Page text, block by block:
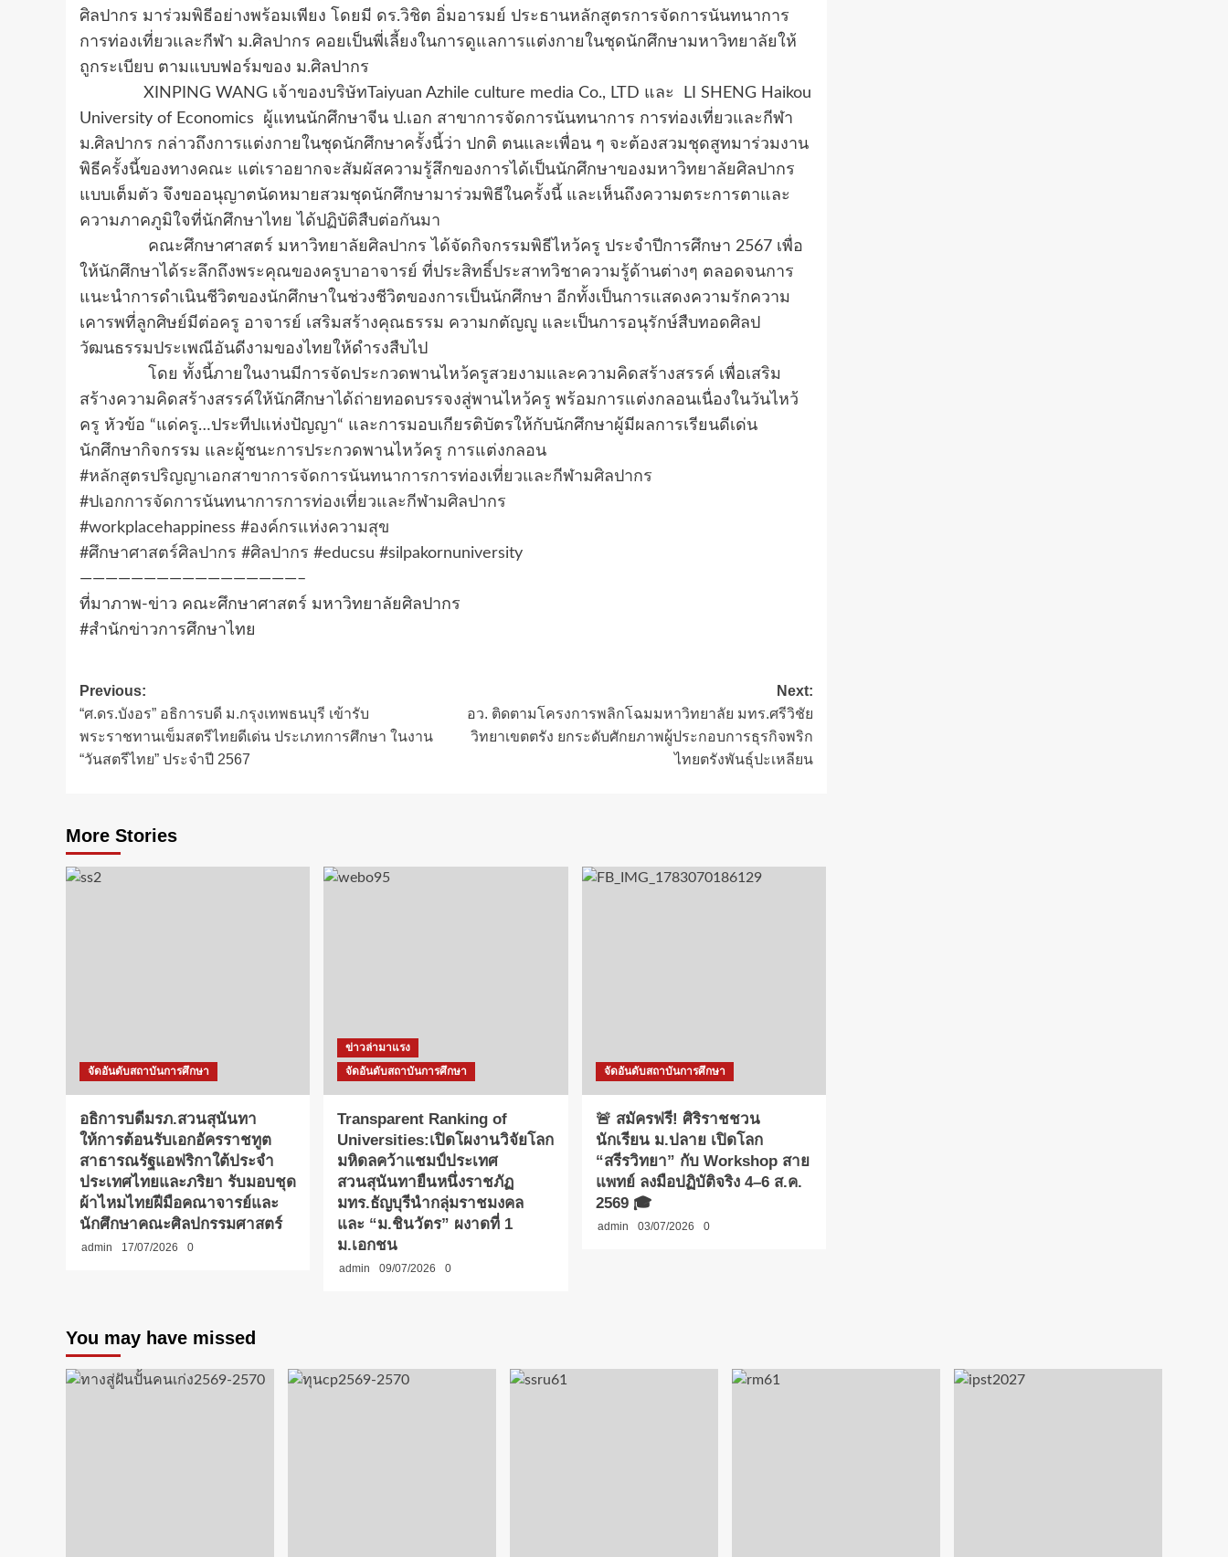
ศิลปากร มาร่วมพิธีอย่างพร้อมเพียง โดยมี ดร.วิชิต อิ่มอารมย์ ประธานหลักสูตรการจัดการนันทนาการ
การท่องเที่ยวและกีฬา ม.ศิลปากร คอยเป็นพี่เลี้ยงในการดูแลการแต่งกายในชุดนักศึกษามหาวิทยาลัยให้
ถูกระเบียบ ตามแบบฟอร์มของ ม.ศิลปากร
XINPING WANG​ เจ้าของบริษัท​Taiyuan Azhile culture media Co., LTD​ และ​ LI SHENG Haikou
University of​ Economics​ ผู้แทนนักศึกษาจีน ป.เอก สาขาการจัดการนันทนาการ การท่องเที่ยวและกีฬา
ม.ศิลปากร กล่าวถึงการแต่งกายในชุดนักศึกษาครั้งนี้ว่า ปกติ ตนและเพื่อน ๆ จะต้องสวมชุดสูทมาร่วมงาน
พิธีครั้งนี้ของทางคณะ แต่เราอยากจะสัมผัสความรู้สึกของการได้เป็นนักศึกษาของมหาวิทยาลัยศิลปากร
แบบเต็มตัว จึงขออนุญาตนัดหมายสวมชุดนักศึกษามาร่วมพิธีในครั้งนี้ และเห็นถึงความตระการตาและ
ความภาคภูมิใจที่นักศึกษาไทย ได้ปฏิบัติสืบต่อกันมา
คณะศึกษาศาสตร์ มหาวิทยาลัยศิลปากร ได้จัดกิจกรรมพิธีไหว้ครู ประจำปีการศึกษา 2567 เพื่อ
ให้นักศึกษาได้ระลึกถึงพระคุณของครูบาอาจารย์ ที่ประสิทธิ์ประสาทวิชาความรู้ด้านต่างๆ ตลอดจนการ
แนะนำการดำเนินชีวิตของนักศึกษาในช่วงชีวิตของการเป็นนักศึกษา อีกทั้งเป็นการแสดงความรักความ
เคารพที่ลูกศิษย์มีต่อครู อาจารย์ เสริมสร้างคุณธรรม ความกตัญญู และเป็นการอนุรักษ์สืบทอดศิลป
วัฒนธรรมประเพณีอันดีงามของไทยให้ดำรงสืบไป
โดย ทั้งนี้ภายในงานมีการจัดประกวดพานไหว้ครูสวยงามและความคิดสร้างสรรค์ เพื่อเสริม
สร้างความคิดสร้างสรรค์ให้นักศึกษาได้ถ่ายทอดบรรจงสู่พานไหว้ครู พร้อมการแต่งกลอนเนื่องในวันไหว้
ครู หัวข้อ “แด่ครู…ประทีปแห่งปัญญา“ และการมอบเกียรติบัตรให้กับนักศึกษาผู้มีผลการเรียนดีเด่น
นักศึกษากิจกรรม และผู้ชนะการประกวดพานไหว้ครู การแต่งกลอน
#หลักสูตรปริญญาเอกสาขาการจัดการนันทนาการการท่องเที่ยวและกีฬามศิลปากร
#ปเอกการจัดการนันทนาการการท่องเที่ยวและกีฬามศิลปากร
#workplacehappiness #องค์กรแห่งความสุข
#ศึกษาศาสตร์ศิลปากร #ศิลปากร #educsu #silpakornuniversity
—————————————————–
ที่มาภาพ-ข่าว คณะศึกษาศาสตร์ มหาวิทยาลัยศิลปากร
#สำนักข่าวการศึกษาไทย
Post
navigation
Previous:
“ศ.ดร.บังอร” อธิการบดี ม.กรุงเทพธนบุรี เข้ารับ
พระราชทานเข็มสตรีไทยดีเด่น ประเภทการศึกษา ในงาน
“วันสตรีไทย” ประจำปี 2567
Next:
อว. ติดตามโครงการพลิกโฉมมหาวิทยาลัย มทร.ศรีวิชัย
วิทยาเขตตรัง ยกระดับศักยภาพผู้ประกอบการธุรกิจพริก
ไทยตรังพันธุ์ปะเหลียน
More Stories
จัดอันดับสถาบันการศึกษา
อธิการบดีมรภ.สวนสุนันทา
ให้การต้อนรับเอกอัครราชทูต
สาธารณรัฐแอฟริกาใต้ประจำ
ประเทศไทยและภริยา รับมอบชุด
ผ้าไหมไทยฝีมือคณาจารย์และ
นักศึกษาคณะศิลปกรรมศาสตร์
admin 17/07/2026 0
ข่าวล่ามาแรง
จัดอันดับสถาบันการศึกษา
Transparent Ranking of
Universities:เปิดโผงานวิจัยโลก
มหิดลคว้าแชมป์ประเทศ
สวนสุนันทายืนหนึ่งราชภัฏ
มทร.ธัญบุรีนำกลุ่มราชมงคล
และ “ม.ชินวัตร” ผงาดที่ 1
ม.เอกชน
admin 09/07/2026 0
จัดอันดับสถาบันการศึกษา
🚨 สมัครฟรี! ศิริราชชวน
นักเรียน ม.ปลาย เปิดโลก
“สรีรวิทยา” กับ Workshop สาย
แพทย์ ลงมือปฏิบัติจริง 4–6 ส.ค.
2569 🎓
admin 03/07/2026 0
You may have missed